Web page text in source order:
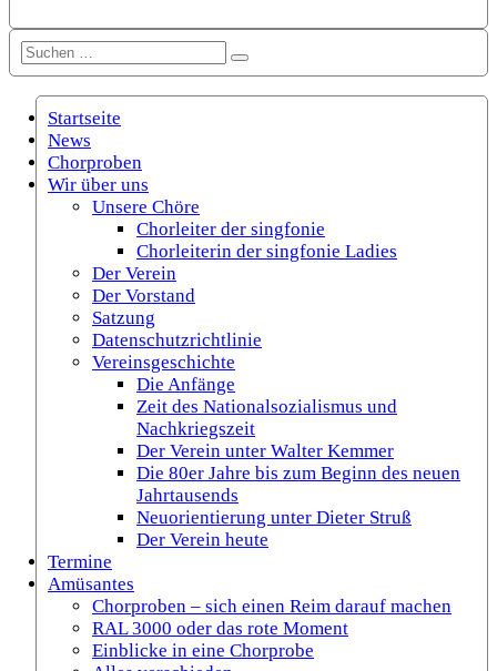
Suchen
nach:
Suchen
Startseite
News
Chorproben
Wir über uns
Unsere Chöre
Chorleiter der singfonie
Chorleiterin der singfonie Ladies
Der Verein
Der Vorstand
Satzung
Datenschutzrichtlinie
Vereinsgeschichte
Die Anfänge
Zeit des Nationalsozialismus und
Nachkriegszeit
Der Verein unter Walter Kemmer
Die 80er Jahre bis zum Beginn des neuen
Jahrtausends
Neuorientierung unter Dieter Struß
Der Verein heute
Termine
Amüsantes
Chorproben – sich einen Reim darauf machen
RAL 3000 oder das rote Moment
Einblicke in eine Chorprobe